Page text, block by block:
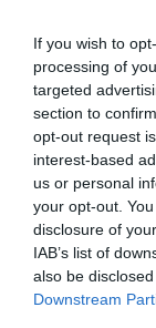
If you wish to
processing of
targeted
section to
opt-out request
interest-based
us or personal
your opt-out.
disclosure of
IAB’s list of
also be
Downstream
και στην
Ο κ. Τουρνάς
βρίσκεται
Μεσογείου
Θεσσαλία
Βοιωτία, την
Αιγαίου,
από τα
κίνδυνο